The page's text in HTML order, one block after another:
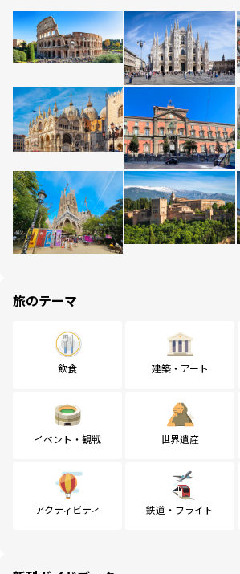
旅のテーマ
飲食 建築・アート
イベント・観戦 世界遺産
アクティビティ 鉄道・フライト